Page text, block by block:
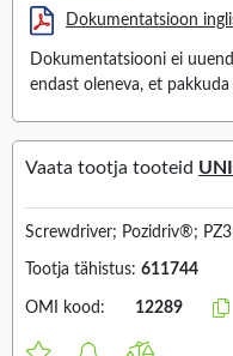
Dokumentatsioon
Dokumentatsiooni ei
endast oleneva, et
Vaata tootja tooteid
Screwdriver; Pozidriv®;
Tootja tähistus: 611744
OMI kood: 12289